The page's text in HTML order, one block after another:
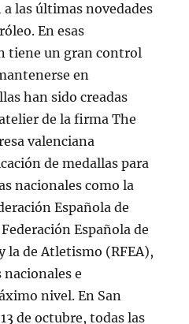
las últimas novedades
En esas
tiene un gran control
en
han sido creadas
de la firma The
valenciana
de medallas para
nacionales como la
Española de
Española de
la de Atletismo (RFEA),
nacionales e
nivel. En San
de octubre, todas las